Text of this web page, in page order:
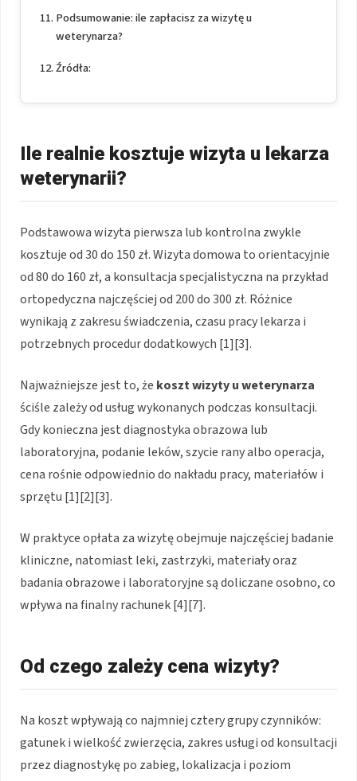
Podsumowanie: ile zapłacisz za wizytę u
weterynarza?
Źródła:
Ile realnie kosztuje wizyta u lekarza
weterynarii?
Podstawowa wizyta pierwsza lub kontrolna zwykle
kosztuje od 30 do 150 zł. Wizyta domowa to orientacyjnie
od 80 do 160 zł, a konsultacja specjalistyczna na przykład
ortopedyczna najczęściej od 200 do 300 zł. Różnice
wynikają z zakresu świadczenia, czasu pracy lekarza i
potrzebnych procedur dodatkowych [1][3].
Najważniejsze jest to, że koszt wizyty u weterynarza
ściśle zależy od usług wykonanych podczas konsultacji.
Gdy konieczna jest diagnostyka obrazowa lub
laboratoryjna, podanie leków, szycie rany albo operacja,
cena rośnie odpowiednio do nakładu pracy, materiałów i
sprzętu [1][2][3].
W praktyce opłata za wizytę obejmuje najczęściej badanie
kliniczne, natomiast leki, zastrzyki, materiały oraz
badania obrazowe i laboratoryjne są doliczane osobno, co
wpływa na finalny rachunek [4][7].
Od czego zależy cena wizyty?
Na koszt wpływają co najmniej cztery grupy czynników:
gatunek i wielkość zwierzęcia, zakres usługi od konsultacji
przez diagnostykę po zabieg, lokalizacja i poziom